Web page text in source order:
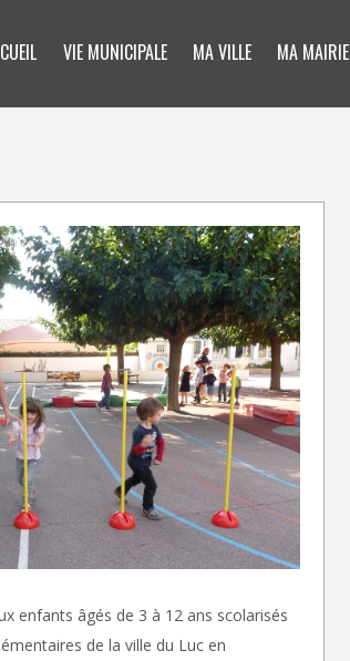
VIE MUNICIPALE MA VILLE MA MAIRIE
enfants âgés de 3 à 12 ans scolarisés
de la ville du Luc en